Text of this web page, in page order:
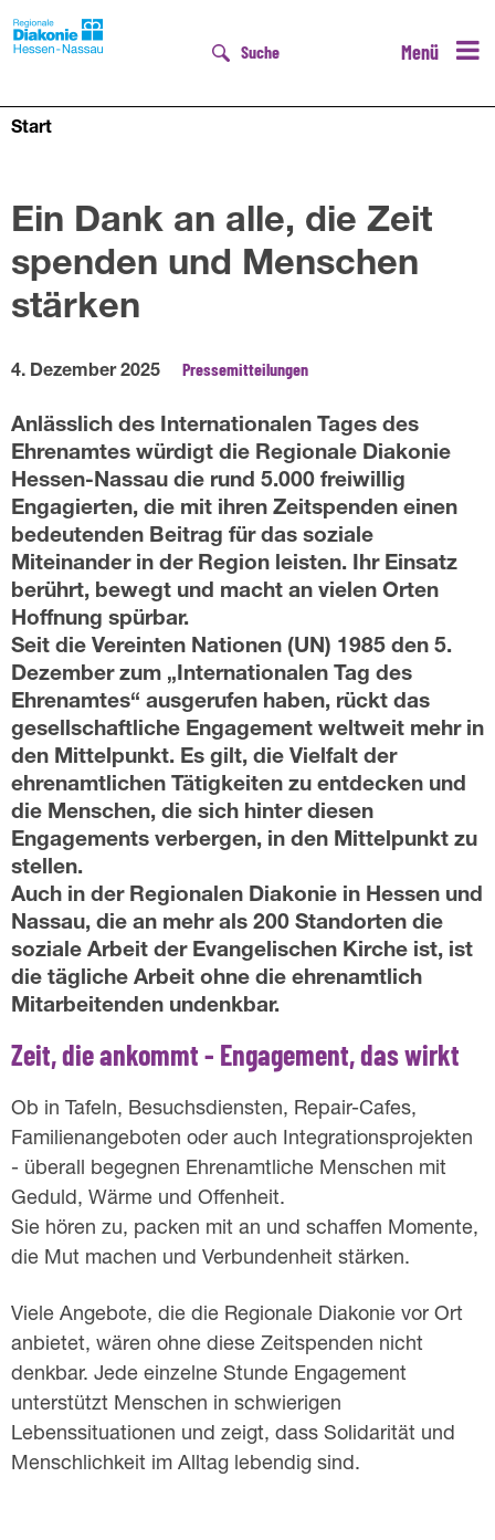
Menü
Suche
Start
Ein Dank an alle, die Zeit
spenden und Menschen
stärken
4. Dezember 2025 Pressemitteilungen
Anlässlich des Internationalen Tages des
Ehrenamtes würdigt die Regionale Diakonie
Hessen-Nassau die rund 5.000 freiwillig
Engagierten, die mit ihren Zeitspenden einen
bedeutenden Beitrag für das soziale
Miteinander in der Region leisten. Ihr Einsatz
berührt, bewegt und macht an vielen Orten
Hoffnung spürbar.
Seit die Vereinten Nationen (UN) 1985 den 5.
Dezember zum „Internationalen Tag des
Ehrenamtes“ ausgerufen haben, rückt das
gesellschaftliche Engagement weltweit mehr in
den Mittelpunkt. Es gilt, die Vielfalt der
ehrenamtlichen Tätigkeiten zu entdecken und
die Menschen, die sich hinter diesen
Engagements verbergen, in den Mittelpunkt zu
stellen.
Auch in der Regionalen Diakonie in Hessen und
Nassau, die an mehr als 200 Standorten die
soziale Arbeit der Evangelischen Kirche ist, ist
die tägliche Arbeit ohne die ehrenamtlich
Mitarbeitenden undenkbar.
Zeit, die ankommt - Engagement, das wirkt
Ob in Tafeln, Besuchsdiensten, Repair-Cafes,
Familienangeboten oder auch Integrationsprojekten
- überall begegnen Ehrenamtliche Menschen mit
Geduld, Wärme und Offenheit.
Sie hören zu, packen mit an und schaffen Momente,
die Mut machen und Verbundenheit stärken.
Viele Angebote, die die Regionale Diakonie vor Ort
anbietet, wären ohne diese Zeitspenden nicht
denkbar. Jede einzelne Stunde Engagement
unterstützt Menschen in schwierigen
Lebenssituationen und zeigt, dass Solidarität und
Menschlichkeit im Alltag lebendig sind.